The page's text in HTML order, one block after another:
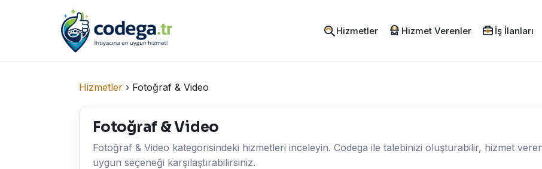
Hizmetler Hizmet Verenler İş İlanları
Hizmetler › Fotoğraf & Video
Fotoğraf & Video
Fotoğraf & Video kategorisindeki hizmetleri inceleyin. Codega ile talebinizi oluşturabilir, hizmet
uygun seçeneği karşılaştırabilirsiniz.